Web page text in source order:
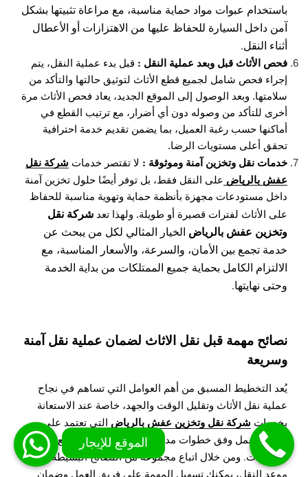
باستخدام عبوات مواد حماية مناسبة، مع مراعاة تثبيتها بشكل
آمن داخل السيارة للحفاظ عليها من الاهتزازات أو الأعطال
أثناء النقل.
فحص الأثاث قبل وبعد عملية النقل : قبل بدء عملية النقل، يتم
إجراء فحص شامل لجميع قطع الأثاث لتوثيق حالتها والتأكد من
سلامتها. وبعد الوصول إلى الموقع الجديد، يعاد فحص الأثاث مرة
أخرى للتأكد من وصوله دون أي أضرار، مع ترتيب القطع في
أماكنها حسب رغبة العميل، بما يضمن تقديم خدمة احترافية
تحقق أعلى مستويات الرضا.
خدمات نقل وتخزين آمنة وموثوقة : لا تقتصر خدمات شركة نقل
عفش بالرياض على النقل فقط، بل توفر أيضًا حلول تخزين آمنة
داخل مستودعات مجهزة بأنظمة حماية وتهوية مناسبة للحفاظ
على الأثاث لفترات قصيرة أو طويلة. ولهذا تعد شركة نقل
وتخزين عفش بالرياض الخيار المثالي لكل من يبحث عن
خدمة تجمع بين الأمان، والسرعة، والأسعار المناسبة، مع
الالتزام الكامل بحماية جميع الممتلكات من بداية الخدمة
وحتى نهايتها.
نصائح مهمة قبل نقل الاثاث لضمان عملية نقل آمنة
وسريعة
يُعد التخطيط المسبق من أهم العوامل التي تساهم في نجاح
عملية نقل الأثاث وتقليل الوقت والجهد، خاصة عند الاستعانة
بخدمات شركة نقل وتخزين عفش بالرياض التي تعتمد على
تنظيم العمل وفق خطوات مدروسة لضمان حماية جميع
المقتنيات. ومن خلال اتباع مجموعة من النصائح البسيطة قبل
موعد النقل، يمكنك تسهيل المهمة على فريق العمل وضمان